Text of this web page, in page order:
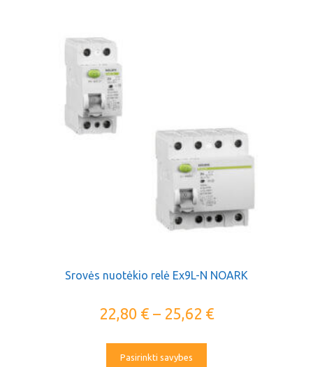
Srovės nuotėkio relė Ex9L-N NOARK
22,80 €– 25,62 €
Pasirinkti savybes